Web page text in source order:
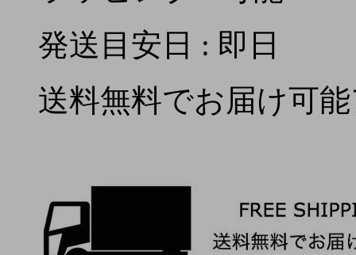
発送目安日 : 即日
送料無料でお届け可